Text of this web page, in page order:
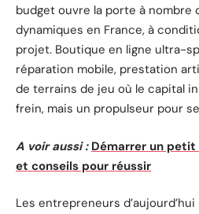
budget ouvre la porte à nombre
dynamiques en France, à
projet. Boutique en ligne ultra-
réparation mobile, prestation
de terrains de jeu où le capital
frein, mais un propulseur pour
A voir aussi : Démarrer un
et conseils pour réussir
Les entrepreneurs